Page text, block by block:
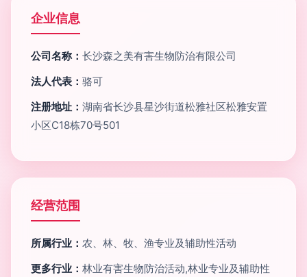
企业信息
公司名称： 长沙森之美有害生物防治有限公司
法人代表： 骆可
注册地址： 湖南省长沙县星沙街道松雅社区松雅安置
小区C18栋70号501
经营范围
所属行业： 农、林、牧、渔专业及辅助性活动
更多行业： 林业有害生物防治活动,林业专业及辅助性